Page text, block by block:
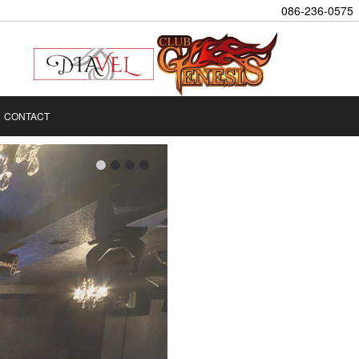
086-236-0575
CONTACT